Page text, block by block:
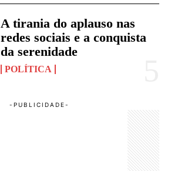
A tirania do aplauso nas
redes sociais e a conquista
da serenidade
POLÍTICA